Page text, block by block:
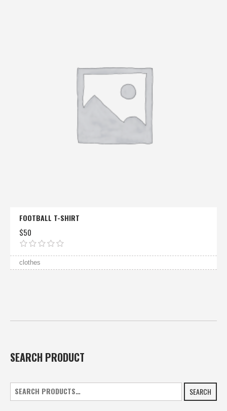
FOOTBALL T-SHIRT
$50
clothes
SEARCH PRODUCT
SEARCH